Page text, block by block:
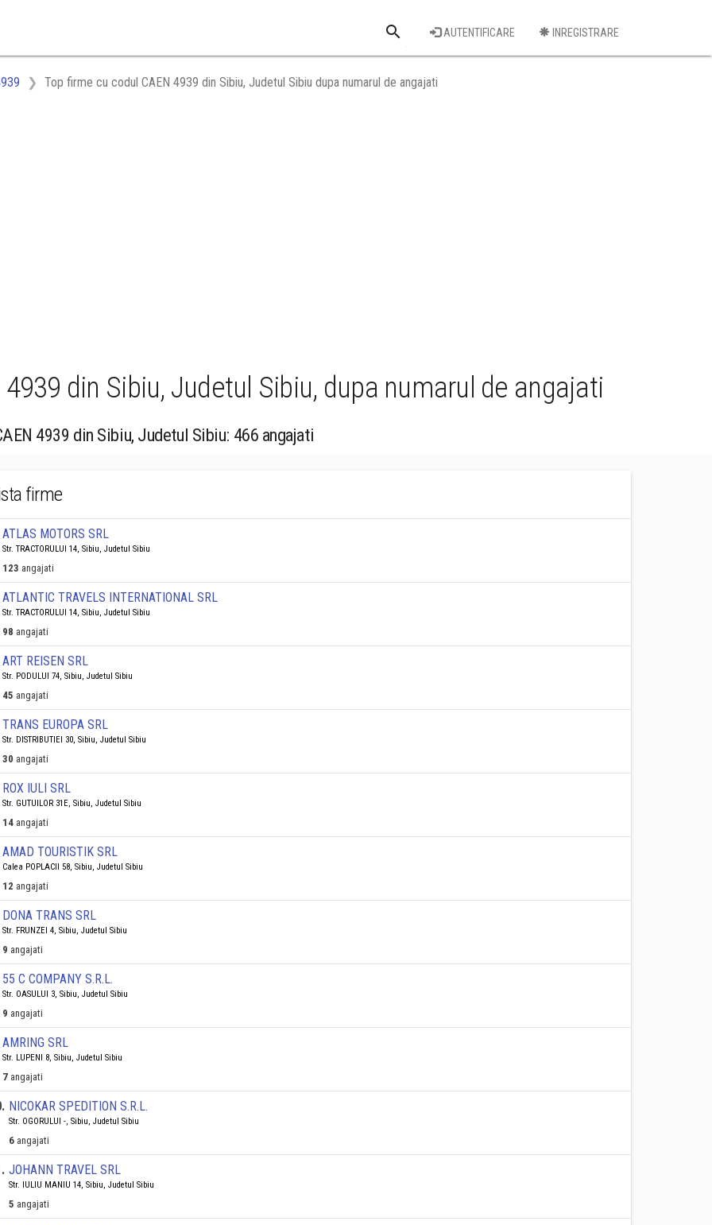
search
Cauta o firma
AUTENTIFICARE INREGISTRARE
Top firme cu codul CAEN 4939 din Sibiu, Judetul Sibiu dupa numarul de angajati
din Sibiu, Judetul Sibiu, dupa numarul de angajati
4939 din Sibiu, Judetul Sibiu: 466 angajati
firme
ATLAS MOTORS SRL
Str. TRACTORULUI 14, Sibiu, Judetul Sibiu
123 angajati
ATLANTIC TRAVELS INTERNATIONAL SRL
Str. TRACTORULUI 14, Sibiu, Judetul Sibiu
98 angajati
ART REISEN SRL
Str. PODULUI 74, Sibiu, Judetul Sibiu
45 angajati
TRANS EUROPA SRL
Str. DISTRIBUTIEI 30, Sibiu, Judetul Sibiu
30 angajati
ROX IULI SRL
Str. GUTUILOR 31E, Sibiu, Judetul Sibiu
14 angajati
AMAD TOURISTIK SRL
Calea POPLACII 58, Sibiu, Judetul Sibiu
12 angajati
DONA TRANS SRL
Str. FRUNZEI 4, Sibiu, Judetul Sibiu
9 angajati
55 C COMPANY S.R.L.
Str. OASULUI 3, Sibiu, Judetul Sibiu
9 angajati
AMRING SRL
Str. LUPENI 8, Sibiu, Judetul Sibiu
7 angajati
. NICOKAR SPEDITION S.R.L.
Str. OGORULUI -, Sibiu, Judetul Sibiu
6 angajati
. JOHANN TRAVEL SRL
Str. IULIU MANIU 14, Sibiu, Judetul Sibiu
5 angajati